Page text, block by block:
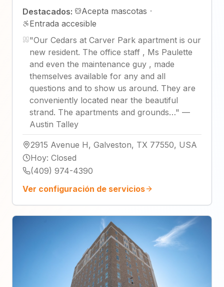
Destacados: Acepta mascotas ·
Entrada accesible
"Our Cedars at Carver Park apartment is our
new resident. The office staff , Ms Paulette
and even the maintenance guy , made
themselves available for any and all
questions and to show us around. They are
conveniently located near the beautiful
strand. The apartments and grounds…" —
Austin Talley
2915 Avenue H, Galveston, TX 77550, USA
Hoy: Closed
(409) 974-4390
Ver configuración de servicios